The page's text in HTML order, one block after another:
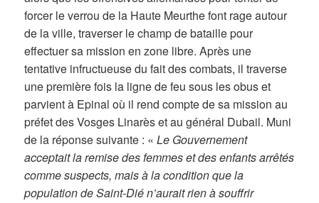
forcer le verrou de la Haute Meurthe font rage autour
de la ville, traverser le champ de bataille pour
effectuer sa mission en zone libre. Après une
tentative infructueuse du fait des combats, il traverse
une première fois la ligne de feu sous les obus et
parvient à Epinal où il rend compte de sa mission au
préfet des Vosges Linarès et au général Dubail. Muni
de la réponse suivante : «Le Gouvernement
acceptait la remise des femmes et des enfants arrêtés
comme suspects, mais à la condition que la
population de Saint-Dié n’aurait rien à souffrir